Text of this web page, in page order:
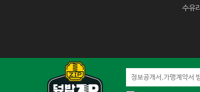
수유